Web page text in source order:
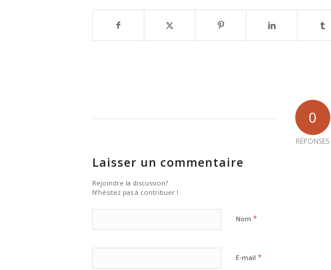
0
RÉPONSES
Laisser un commentaire
Rejoindre la discussion?
N’hésitez pas à contribuer !
Nom *
E-mail *